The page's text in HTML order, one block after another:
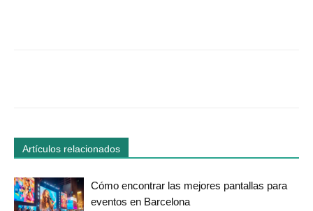
Artículos relacionados
Cómo encontrar las mejores pantallas para
eventos en Barcelona